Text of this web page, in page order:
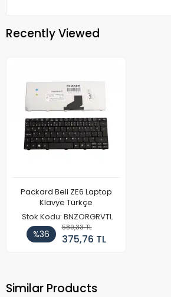
Recently Viewed
Packard Bell ZE6 Laptop
Klavye Türkçe
Stok Kodu: BNZORGRVTL
%36
589,33 TL
375,76 TL
Similar Products